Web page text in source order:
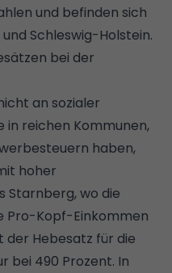
und befinden sich
Schleswig-Holstein.
bei der
an sozialer
in reichen Kommunen,
haben,
hoher
Starnberg, wo die
Pro-Kopf-Einkommen
der Hebesatz für die
bei 490 Prozent. In